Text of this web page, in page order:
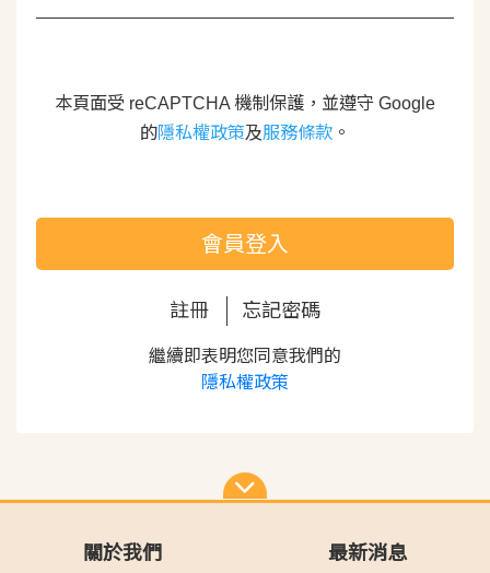
本頁面受 reCAPTCHA 機制保護，並遵守 Google
的隱私權政策及服務條款 。
會員登入
註冊 忘記密碼
繼續即表明您同意我們的
隱私權政策
關於我們 最新消息